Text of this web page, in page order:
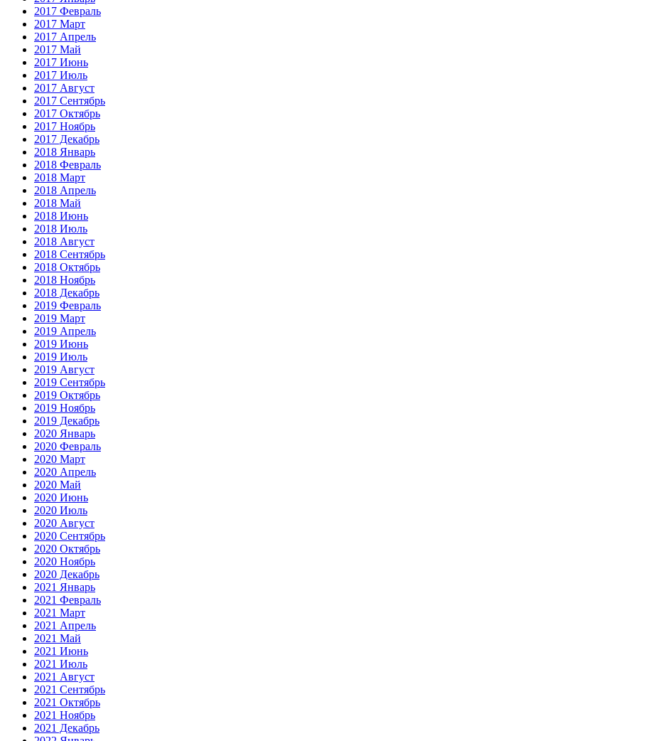
2017 Февраль
2017 Март
2017 Апрель
2017 Май
2017 Июнь
2017 Июль
2017 Август
2017 Сентябрь
2017 Октябрь
2017 Ноябрь
2017 Декабрь
2018 Январь
2018 Февраль
2018 Март
2018 Апрель
2018 Май
2018 Июнь
2018 Июль
2018 Август
2018 Сентябрь
2018 Октябрь
2018 Ноябрь
2018 Декабрь
2019 Февраль
2019 Март
2019 Апрель
2019 Июнь
2019 Июль
2019 Август
2019 Сентябрь
2019 Октябрь
2019 Ноябрь
2019 Декабрь
2020 Январь
2020 Февраль
2020 Март
2020 Апрель
2020 Май
2020 Июнь
2020 Июль
2020 Август
2020 Сентябрь
2020 Октябрь
2020 Ноябрь
2020 Декабрь
2021 Январь
2021 Февраль
2021 Март
2021 Апрель
2021 Май
2021 Июнь
2021 Июль
2021 Август
2021 Сентябрь
2021 Октябрь
2021 Ноябрь
2021 Декабрь